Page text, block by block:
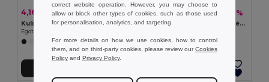
4,16 kč 7,86 kč -47%
Kuličkové pero ABS s klipem
Egotier 91693
+8 Colors
7,86 kč12,48 kč -37%
Kuličkové pero z recyklovaného hliníku (100% rAL)
+4 Colors
correct website operation. However, you may choose to
allow or block other types of cookies, such as those used
for personalisation, analytics, and targeting.
For more details on how we use cookies, how to control
them, and on third-party cookies, please review ourCookies
Policy and Privacy Policy.